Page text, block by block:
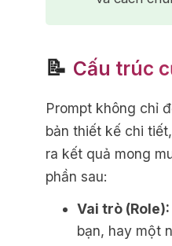
📝 Cấu trúc
Prompt không chỉ
bản thiết kế chi
ra kết quả mong
phần sau:
Vai trò (Role):
bạn, hay một